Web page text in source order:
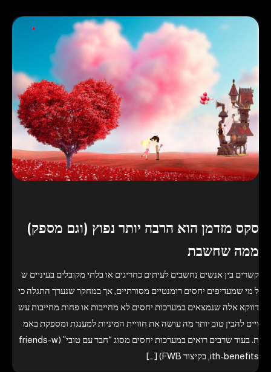
סקס מזדמן הוא הרבה יותר נפוץ (וגם מספק)
ממה שחשבת
קשרים בין אנשים נחשבים לעיתים כחריגים או בלתי מקובלים בעיניים ש
ל מי שמעדיפים יחסים רומנטיים מסורתיים, אך במחקר שנערך התגלה כי
דווקא אלה שנמצאים במערכות יחסים לא מחייבות או פחות מחייבות עש
ויים להבין טוב יותר מה עושה את חוויית המיניות למענגת ומספקת באמ
ת. בעוד שרבים רואים במערכות יחסים מסוג “חבר עם טובי” (friends-w
ith-benefits, בקיצור FWB) […]